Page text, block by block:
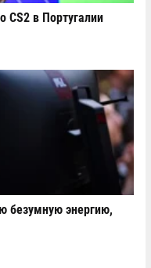
CS2 в Португалии
безумную энергию,